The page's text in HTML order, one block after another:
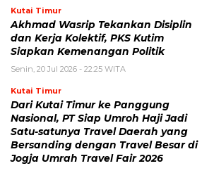
Kutai Timur
Akhmad Wasrip Tekankan Disiplin
dan Kerja Kolektif, PKS Kutim
Siapkan Kemenangan Politik
Senin, 20 Jul 2026 - 22:25 WITA
Kutai Timur
Dari Kutai Timur ke Panggung
Nasional, PT Siap Umroh Haji Jadi
Satu-satunya Travel Daerah yang
Bersanding dengan Travel Besar di
Jogja Umrah Travel Fair 2026